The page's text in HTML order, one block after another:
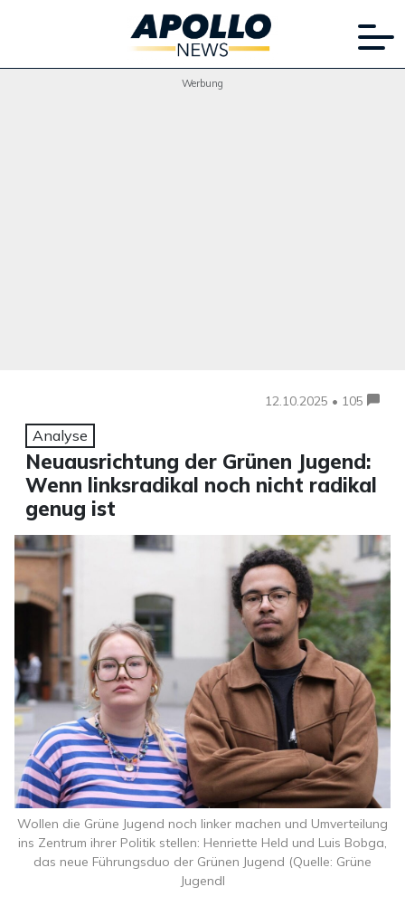
Werbung
12.10.2025 • 105
Analyse
Neuausrichtung der Grünen Jugend:
Wenn linksradikal noch nicht radikal
genug ist
Wollen die Grüne Jugend noch linker machen und Umverteilung
ins Zentrum ihrer Politik stellen: Henriette Held und Luis Bobga,
das neue Führungsduo der Grünen Jugend (Quelle: Grüne
JugendI